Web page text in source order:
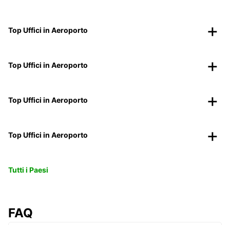
Top Uffici in Aeroporto
Top Uffici in Aeroporto
Top Uffici in Aeroporto
Top Uffici in Aeroporto
Tutti i Paesi
FAQ